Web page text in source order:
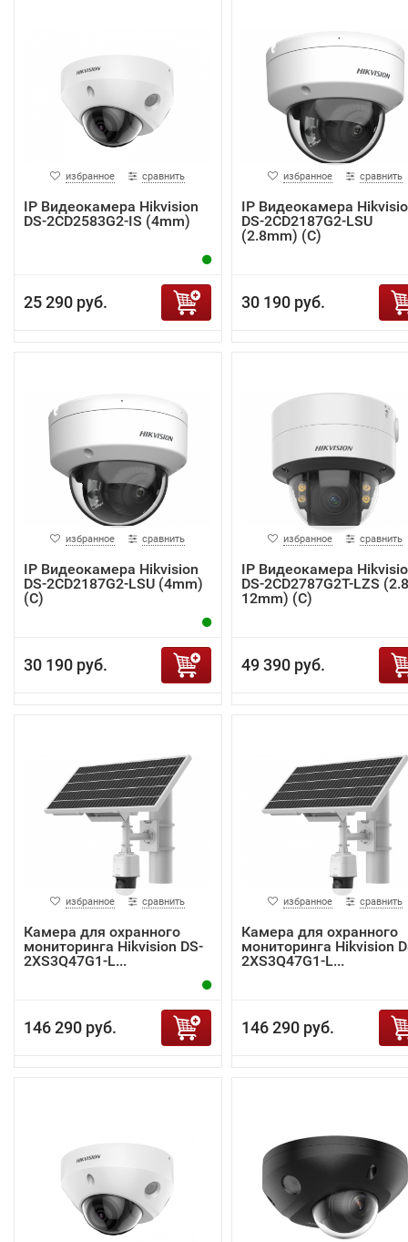
избранное сравнить
IP Видеокамера Hikvision
DS-2CD2583G2-IS (4mm)
25 290 руб.
избранное сравнить
IP Видеокамера
DS-2CD2187G2-LSU
(2.8mm) (C)
30 190 руб.
избранное сравнить
IP Видеокамера Hikvision
DS-2CD2187G2-LSU (4mm)
(C)
30 190 руб.
избранное сравнить
IP Видеокамера
DS-2CD2787G2T-LZS
12mm) (C)
49 390 руб.
избранное сравнить
Камера для охранного
мониторинга Hikvision DS-
2XS3Q47G1-L...
146 290 руб.
избранное сравнить
Камера для охранного
мониторинга Hikvision
2XS3Q47G1-L...
146 290 руб.